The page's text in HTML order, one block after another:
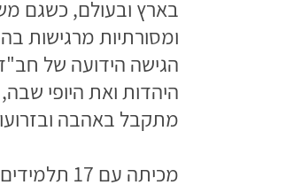
בארץ ובעולם, כשגם
ומסורתיות מרגישות
הגישה הידועה של
היהדות ואת היופי
מתקבל באהבה